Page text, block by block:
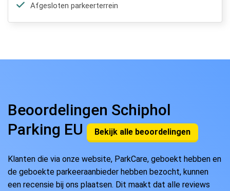
Afgesloten parkeerterrein
Beoordelingen Schiphol
Parking EU
Bekijk alle beoordelingen
Klanten die via onze website, ParkCare, geboekt hebben en
de geboekte parkeeraanbieder hebben bezocht, kunnen
een recensie bij ons plaatsen. Dit maakt dat alle reviews